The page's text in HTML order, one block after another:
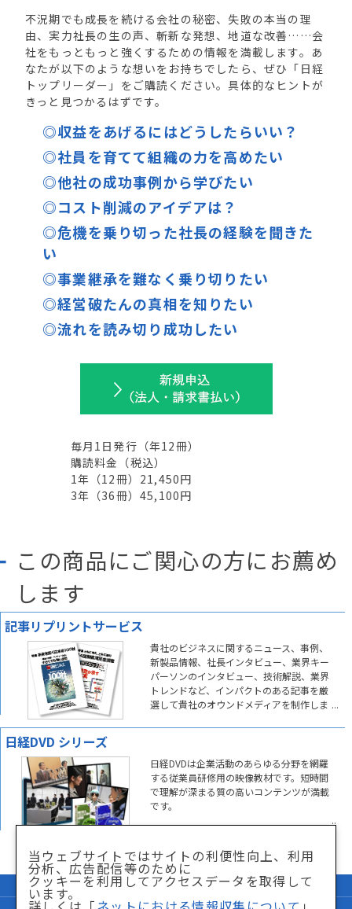
不況期でも成長を続ける会社の秘密、失敗の本当の理
由、実力社長の生の声、斬新な発想、地道な改善……会
社をもっともっと強くするための情報を満載します。あ
なたが以下のような想いをお持ちでしたら、ぜひ「日経
トップリーダー」をご購読ください。具体的なヒントが
きっと見つかるはずです。
◎収益をあげるにはどうしたらいい？
◎社員を育てて組織の力を高めたい
◎他社の成功事例から学びたい
◎コスト削減のアイデアは？
◎危機を乗り切った社長の経験を聞きた
い
◎事業継承を難なく乗り切りたい
◎経営破たんの真相を知りたい
◎流れを読み切り成功したい
毎月1日発行 （年12冊）
購読料金（税込）
1年（12冊）21,450円
3年（36冊）45,100円
この商品にご関心の方にお薦め
します
記事リプリントサービス
貴社のビジネスに関するニュース、事例、
新製品情報、社長インタビュー、業界キー
パーソンのインタビュー、技術解説、業界
トレンドなど、インパクトのある記事を厳
選して貴社のオウンドメディアを制作しま
日経DVD シリーズ
日経DVDは企業活動のあらゆる分野を網羅
する従業員研修用の映像教材です。短時間
で理解が深まる質の高いコンテンツが満載
です。
当ウェブサイトではサイトの利便性向上、利用
分析、広告配信等のために
クッキーを利用してアクセスデータを取得して
います。企業情報
サイトマップ